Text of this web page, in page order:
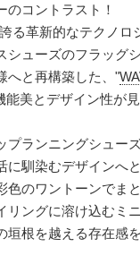
コントラスト！
る革新的なテクノロ
シューズのフラッグ
へと再構築した、"
能美とデザイン性が
プランニングシュー
に馴染むデザインへ
色のワントーンでま
リングに溶け込むミ
垣根を越える存在感